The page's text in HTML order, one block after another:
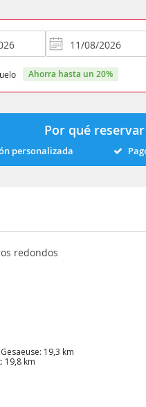
ahorra hasta un 20%
Por qué
personalizada
redondos
19,3 km
19,8 km